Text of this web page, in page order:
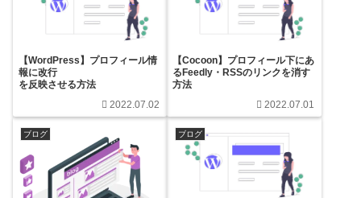
【WordPress】プロフィール情
報に改行
を反映させる方法
2022.07.02
【Cocoon】プロフィール下にあ
るFeedly・RSSのリンクを消す
方法
2022.07.01
ブログ ブログ